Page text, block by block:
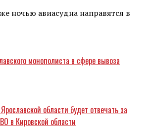
ночью авиасудна направятся в
монополиста в сфере вывоза
области будет отвечать за
в Кировской области